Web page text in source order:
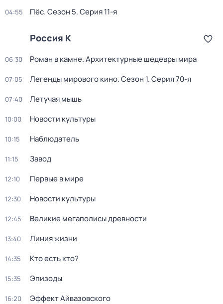
04:55 Пёс. Сезон 5. Серия 11-я
Россия К
06:30 Роман в камне. Архитектурные шедевры мира
07:05 Легенды мирового кино. Сезон 1. Серия 70-я
07:40 Летучая мышь
10:00 Новости культуры
10:15 Наблюдатель
11:15 Завод
12:10 Первые в мире
12:30 Новости культуры
12:45 Великие мегаполисы древности
13:40 Линия жизни
14:35 Кто есть кто?
15:35 Эпизоды
16:20 Эффект Айвазовского